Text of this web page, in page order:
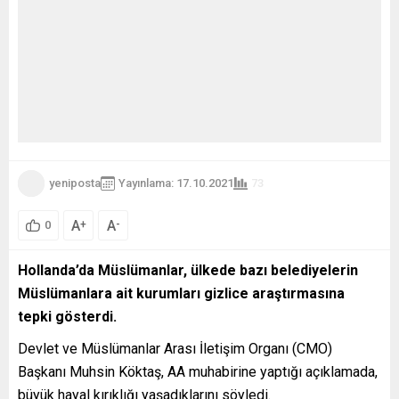
yeniposta Yayınlama: 17.10.2021
0 A+ A-
Hollanda’da Müslümanlar, ülkede bazı belediyelerin
Müslümanlara ait kurumları gizlice araştırmasına
tepki gösterdi.
Devlet ve Müslümanlar Arası İletişim Organı (CMO)
Başkanı Muhsin Köktaş, AA muhabirine yaptığı açıklamada,
büyük hayal kırıklığı yaşadıklarını söyledi.